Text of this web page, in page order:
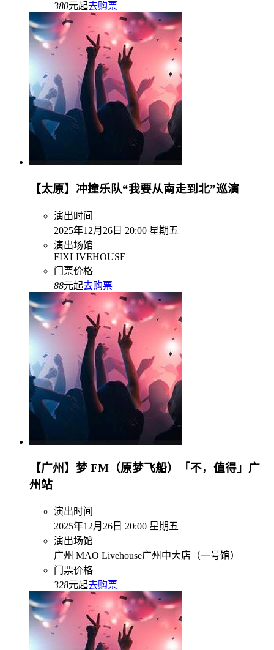
380元起去购票
【太原】冲撞乐队“我要从南走到北”巡演
演出时间
2025年12月26日 20:00 星期五
演出场馆
FIXLIVEHOUSE
门票价格
88元起去购票
【广州】梦 FM（原梦飞船）「不，值得」广
州站
演出时间
2025年12月26日 20:00 星期五
演出场馆
广州 MAO Livehouse广州中大店（一号馆）
门票价格
328元起去购票